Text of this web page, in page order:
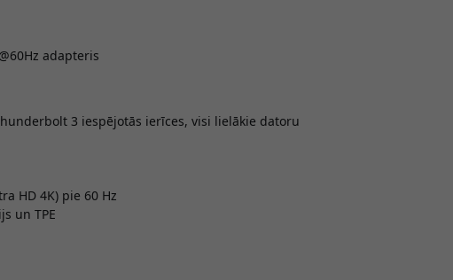
adapteris
3 iespējotās ierīces, visi lielākie datoru
HD 4K) pie 60 Hz
un TPE